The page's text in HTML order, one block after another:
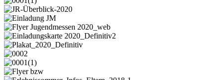
20
0001(1)
JR-
Überblick-
2020
Einladung
JM
Flyer
Jugendmessen
2020_web
Einladungskarte
2020_Definitiv2
Plakat_2020_Definitiv
0002
0001(1)